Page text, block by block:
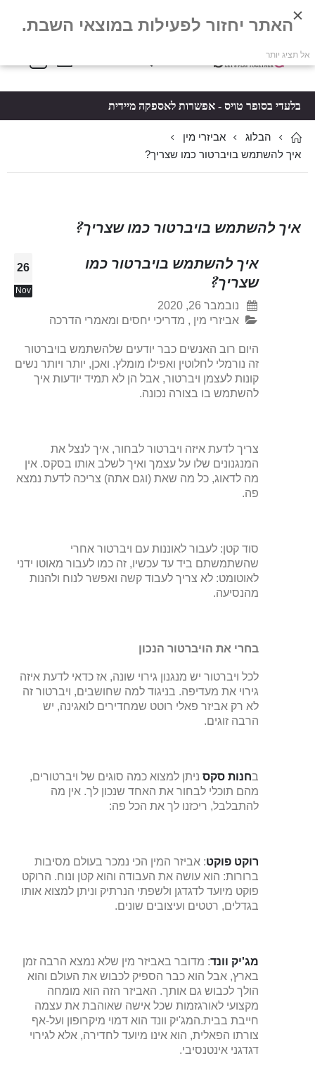
Toggle
סל קניות
בלעדי בסופר טויס - אפשרות לאספקה מיידית
הבלוג
אביזרי מין
איך להשתמש בויברטור כמו שצריך?
איך להשתמש בויברטור כמו שצריך?
26
Nov
איך להשתמש בויברטור כמו
שצריך?
נובמבר 26, 2020
אביזרי מין , מדריכי יחסים ומאמרי הדרכה
היום רוב האנשים כבר יודעים שלהשתמש בויברטור
זה נורמלי לחלוטין ואפילו מומלץ. ואכן, יותר ויותר נשים
קונות לעצמן ויברטור, אבל הן לא תמיד יודעות איך
להשתמש בו בצורה נכונה.
צריך לדעת איזה ויברטור לבחור, איך לנצל את
המנגנונים שלו על עצמך ואיך לשלב אותו בסקס. אין
מה לדאוג, כל מה שאת (וגם אתה) צריכה לדעת נמצא
פה.
סוד קטן: לעבור לאוננות עם ויברטור אחרי
שהשתמשתם ביד עד עכשיו, זה כמו לעבור מאוטו ידני
לאוטומט: לא צריך לעבוד קשה ואפשר לנוח ולהנות
מהנסיעה.
בחרי את הויברטור הנכון
לכל ויברטור יש מנגנון גירוי שונה, אז כדאי לדעת איזה
גירוי את מעדיפה. בניגוד למה שחושבים, ויברטור זה
לא רק אביזר פאלי רוטט שמחדירים לואגינה, יש
הרבה זוגים.
בחנות סקס ניתן למצוא כמה סוגים של ויברטורים,
מהם תוכלי לבחור את האחד שנכון לך. אין מה
להתבלבל, ריכזנו לך את הכל פה:
רוקט פוקט: אביזר המין הכי נמכר בעולם מסיבות
ברורות: הוא עושה את העבודה והוא קטן ונוח. הרוקט
פוקט מיועד לדגדגן ולשפתי הנרתיק וניתן למצוא אותו
בגדלים, רטטים ועיצובים שונים.
מג'יק וונד: מדובר באביזר מין שלא נמצא הרבה זמן
בארץ, אבל הוא כבר הספיק לכבוש את העולם והוא
הולך לכבוש גם אותך. האביזר הזה הוא מומחה
מקצועי לאורגזמות שכל אישה שאוהבת את עצמה
חייבת בבית.המג'יק וונד הוא דמוי מיקרופון ועל-אף
צורתו הפאלית, הוא אינו מיועד לחדירה, אלא לגירוי
דגדגני אינטנסיבי.
האתר יחזור לפעילות במוצאי השבת.
אל תציג יותר